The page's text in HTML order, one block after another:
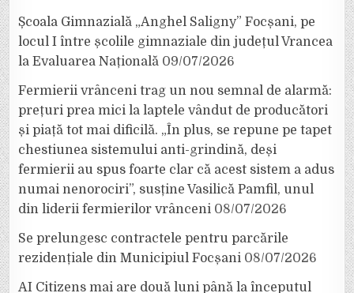
Școala Gimnazială „Anghel Saligny” Focșani, pe
locul I între școlile gimnaziale din județul Vrancea
la Evaluarea Națională 09/07/2026
Fermierii vrânceni trag un nou semnal de alarmă:
prețuri prea mici la laptele vândut de producători
și piață tot mai dificilă. „În plus, se repune pe tapet
chestiunea sistemului anti-grindină, deși
fermierii au spus foarte clar că acest sistem a adus
numai nenorociri”, susține Vasilică Pamfil, unul
din liderii fermierilor vrânceni 08/07/2026
Se prelungesc contractele pentru parcările
rezidențiale din Municipiul Focșani 08/07/2026
AI Citizens mai are două luni până la începutul